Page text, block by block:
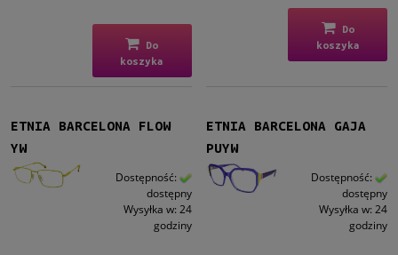
Do
koszyka
Do
koszyka
ETNIA BARCELONA FLOW
YW
Dostępność:
dostępny
Wysyłka w: 24
godziny
ETNIA BARCELONA GAJA
PUYW
Dostępność:
dostępny
Wysyłka w: 24
godziny